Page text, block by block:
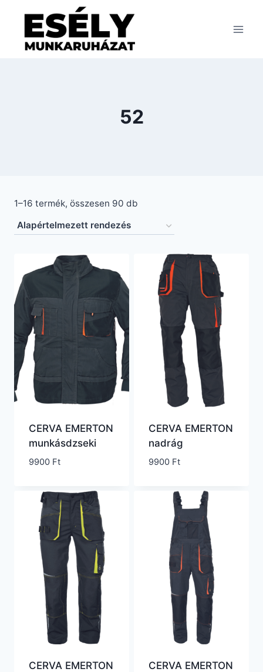
content
52
1–16 termék, összesen 90 db
CERVA EMERTON
munkásdzseki
9900 Ft
CERVA EMERTON
nadrág
9900 Ft
CERVA EMERTON
CERVA EMERTON